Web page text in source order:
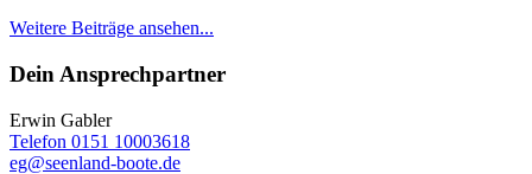
Weitere Beiträge ansehen...
Dein Ansprechpartner
Erwin Gabler
Telefon 0151 10003618
eg@seenland-boote.de